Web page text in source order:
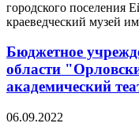
городского поселения
краеведческий музей
Бюджетное
области
академический
06.09.2022